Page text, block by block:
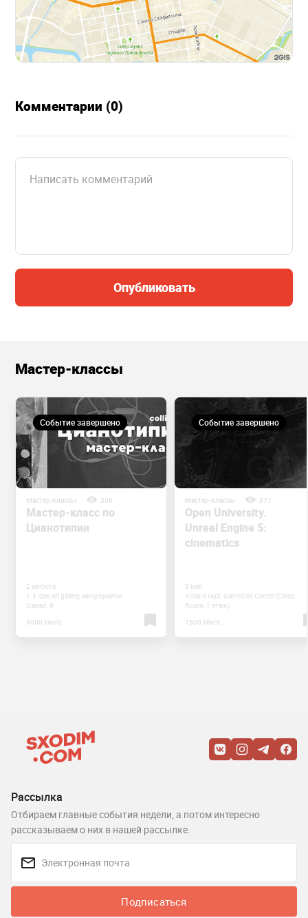
Комментарии (0)
Опубликовать
Мастер-классы
Событие завершено
Мастер-классы 306
Мастер-класс по
Цианотипии
2 августа
1.5 idea art gallery, микрорайон
Самал, 9
4000 тенге
Событие завершено
Мастер-классы 371
Open University.
Unreal Engine 5:
cinematics
3 мая
Astana Hub, GameDev Center (Class
Room, 1 этаж)
1500 тенге
Рассылка
Отбираем главные события недели, а потом интересно
рассказываем о них в нашей рассылке.
Подписаться